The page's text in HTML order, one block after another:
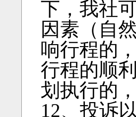
下，我社
因素（自
响行程的
行程的顺
划执行的
12、投诉